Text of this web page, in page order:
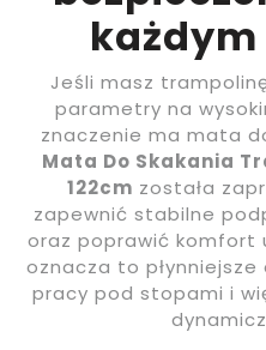
Jeśli masz
parametry na
znaczenie ma mata
Mata Do Skakania
122cm została
zapewnić stabilne
oraz poprawić komfort
oznacza to
pracy pod stopami i